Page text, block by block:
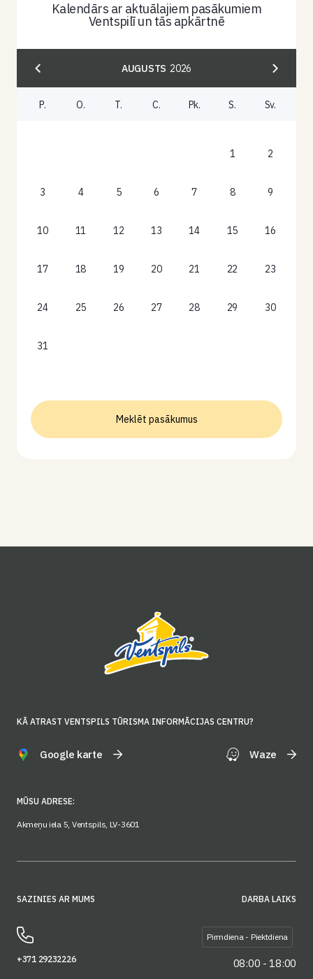
Kalendārs ar aktuālajiem pasākumiem
Ventspilī un tās apkārtnē
AUGUSTS 2026
P. O. T. C. Pk. S. Sv.
1 2
3 4 5 6 7 8 9
10 11 12 13 14 15 16
17 18 19 20 21 22 23
24 25 26 27 28 29 30
31
Meklēt pasākumus
KĀ ATRAST VENTSPILS TŪRISMA INFORMĀCIJAS CENTRU?
Google karte Waze
MŪSU ADRESE:
Akmeņu iela 5, Ventspils, LV-3601
SAZINIES AR MUMS
+371 29232226
DARBA LAIKS
Pirmdiena - Piektdiena
08:00 - 18:00